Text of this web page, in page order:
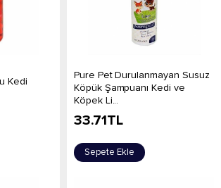
Kedi
Pure Pet Durulanmayan Susuz
Köpük Şampuanı Kedi ve
Köpek Li...
33.71TL
Sepete Ekle